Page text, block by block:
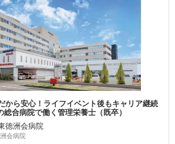
から安心！ライフイベント後もキャリア継続
合病院で働く管理栄養士（既卒）
徳洲会病院
会病院